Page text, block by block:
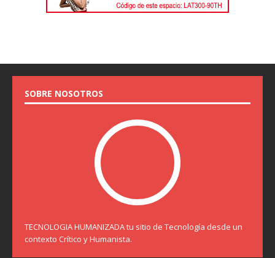
SOBRE NOSOTROS
TECNOLOGIA HUMANIZADA tu sitio de Tecnología desde un
contexto Crítico y Humanista.